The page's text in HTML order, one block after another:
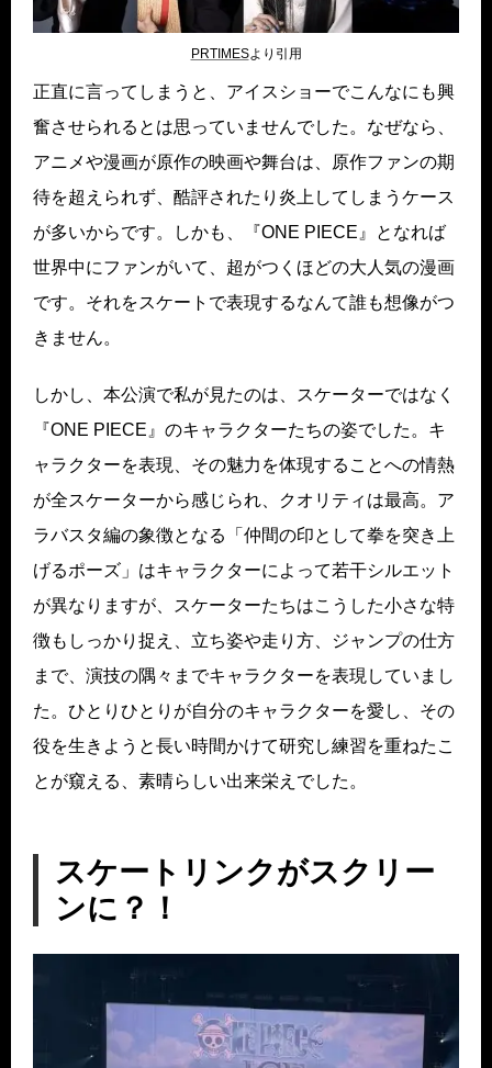
PRTIMESより引用
正直に言ってしまうと、アイスショーでこんなにも興
奮させられるとは思っていませんでした。なぜなら、
アニメや漫画が原作の映画や舞台は、原作ファンの期
待を超えられず、酷評されたり炎上してしまうケース
が多いからです。しかも、『ONE PIECE』となれば
世界中にファンがいて、超がつくほどの大人気の漫画
です。それをスケートで表現するなんて誰も想像がつ
きません。
しかし、本公演で私が見たのは、スケーターではなく
『ONE PIECE』のキャラクターたちの姿でした。キ
ャラクターを表現、その魅力を体現することへの情熱
が全スケーターから感じられ、クオリティは最高。ア
ラバスタ編の象徴となる「仲間の印として拳を突き上
げるポーズ」はキャラクターによって若干シルエット
が異なりますが、スケーターたちはこうした小さな特
徴もしっかり捉え、立ち姿や走り方、ジャンプの仕方
まで、演技の隅々までキャラクターを表現していまし
た。ひとりひとりが自分のキャラクターを愛し、その
役を生きようと長い時間かけて研究し練習を重ねたこ
とが窺える、素晴らしい出来栄えでした。
スケートリンクがスクリー
ンに？！